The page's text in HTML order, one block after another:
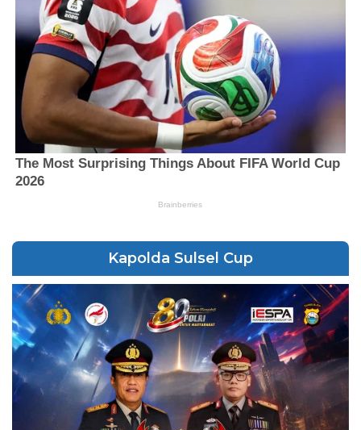
Kapolda Sulsel Cup